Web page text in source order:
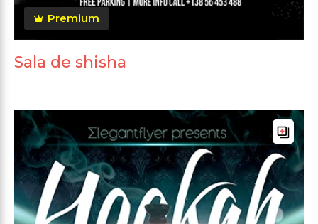
Premium
Sala de shisha